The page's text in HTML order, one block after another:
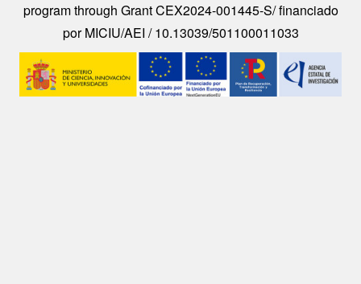
program through Grant CEX2024-001445-S/ financiado
por MICIU/AEI / 10.13039/501100011033
Image